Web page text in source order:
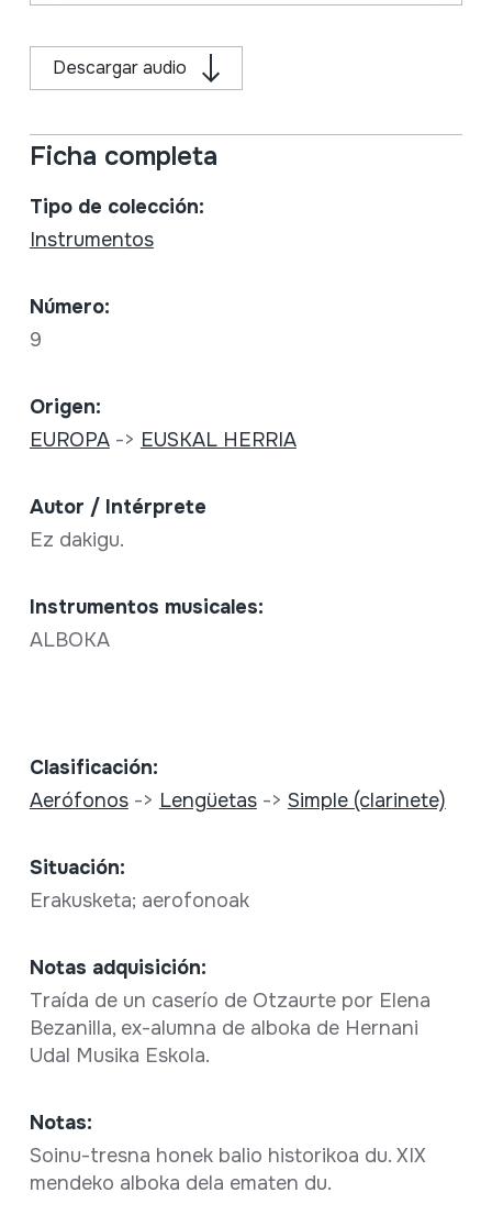
Descargar audio
Ficha completa
Tipo de colección:
Instrumentos
Número:
9
Origen:
EUROPA-> EUSKAL HERRIA
Autor / Intérprete
Ez dakigu.
Instrumentos musicales:
ALBOKA
Clasificación:
Aerófonos-> Lengüetas-> Simple (clarinete)
Situación:
Erakusketa; aerofonoak
Notas adquisición:
Traída de un caserío de Otzaurte por Elena
Bezanilla, ex-alumna de alboka de Hernani
Udal Musika Eskola.
Notas:
Soinu-tresna honek balio historikoa du. XIX
mendeko alboka dela ematen du.